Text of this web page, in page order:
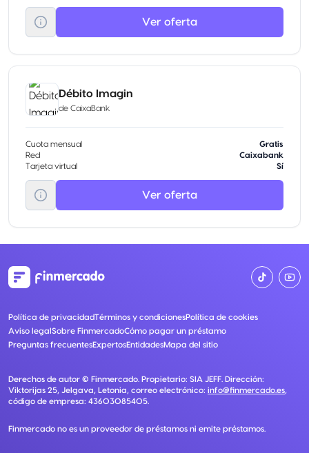
Ver oferta
Débito Imagin
de CaixaBank
Cuota mensual
Gratis
Red
Caixabank
Tarjeta virtual
Sí
Ver oferta
Política de privacidadTérminos y condicionesPolítica de cookies
Aviso legalSobre FinmercadoCómo pagar un préstamo
Preguntas frecuentesExpertosEntidadesMapa del sitio
Derechos de autor © Finmercado. Propietario: SIA JEFF. Dirección:
Viktorijas 25, Jelgava, Letonia, correo electrónico: info@finmercado.es,
código de empresa: 43603085405.
Finmercado no es un proveedor de préstamos ni emite préstamos.